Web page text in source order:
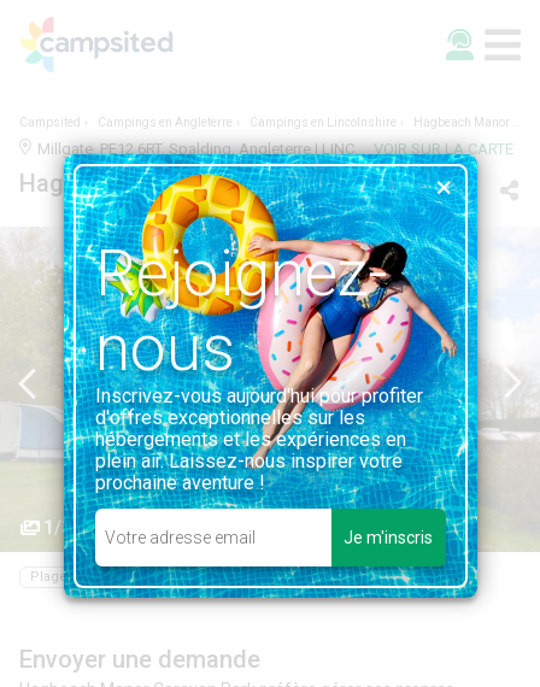
Campsited Campings en Angleterre Campings en Lincolnshire Hagbeach Manor Caravan Park
Millgate, PE12 6RT, Spalding, Angleterre | LINCOLNSHIRE VOIR SUR LA CARTE
Hagbeach Manor Caravan Park
1/3
Plage Restaurant Bar Epicerie Piscine
Envoyer une demande
Rejoignez-
nous
Inscrivez-vous aujourd'hui pour profiter
d'offres exceptionnelles sur les
hébergements et les expériences en
plein air. Laissez-nous inspirer votre
prochaine aventure !
Je m'inscris